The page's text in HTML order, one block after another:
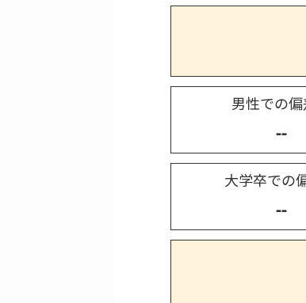
男性での
--
大学卒での
--